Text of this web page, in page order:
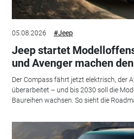
05.08.2026 #Jeep
Jeep startet
und Avenger machen
Der Compass fährt jetzt elektrisch, der
überarbeitet – und bis 2030 soll die
Baureihen wachsen. So sieht die